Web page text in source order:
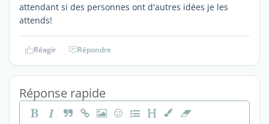
attendant si des personnes ont d'autres idées je les
attends!
Réagir Répondre
Réponse rapide